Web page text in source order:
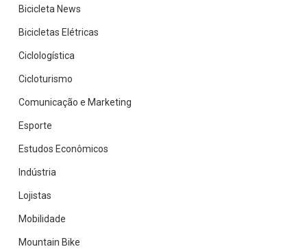
Bicicleta News
Bicicletas Elétricas
Ciclologística
Cicloturismo
Comunicação e Marketing
Esporte
Estudos Econômicos
Indústria
Lojistas
Mobilidade
Mountain Bike